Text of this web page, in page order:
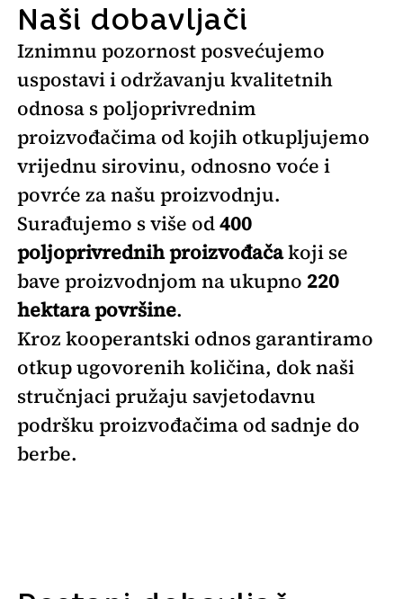
Naši dobavljači
Iznimnu pozornost posvećujemo
uspostavi i održavanju kvalitetnih
odnosa s poljoprivrednim
proizvođačima od kojih otkupljujemo
vrijednu sirovinu, odnosno voće i
povrće za našu proizvodnju.
Surađujemo s više od400
poljoprivrednih proizvođačakoji se
bave proizvodnjom na ukupno 220
hektara površine.
Kroz kooperantski odnos garantiramo
otkup ugovorenih količina, dok naši
stručnjaci pružaju savjetodavnu
podršku proizvođačima od sadnje do
berbe.